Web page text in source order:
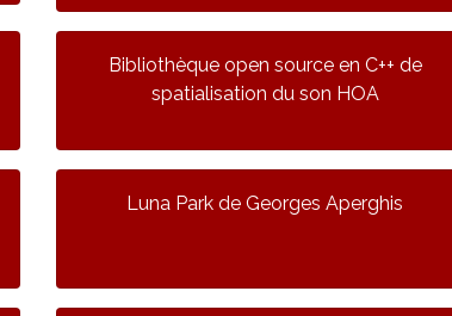
Bibliothèque open source en C++ de
spatialisation du son HOA
Luna Park de Georges Aperghis